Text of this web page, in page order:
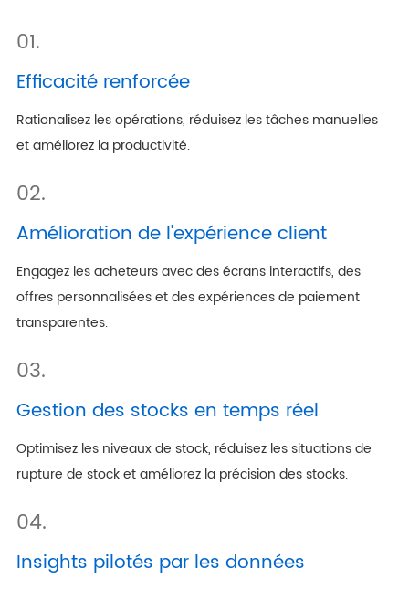
01.
Efficacité renforcée
Rationalisez les opérations, réduisez les tâches manuelles
et améliorez la productivité.
02.
Amélioration de l'expérience client
Engagez les acheteurs avec des écrans interactifs, des
offres personnalisées et des expériences de paiement
transparentes.
03.
Gestion des stocks en temps réel
Optimisez les niveaux de stock, réduisez les situations de
rupture de stock et améliorez la précision des stocks.
04.
Insights pilotés par les données